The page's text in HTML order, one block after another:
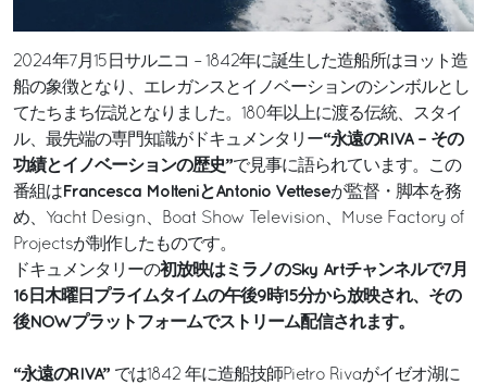
2024年7月15日サルニコ – 1842年に誕生した造船所はヨット造
船の象徴となり、エレガンスとイノベーションのシンボルとし
てたちまち伝説となりました。180年以上に渡る伝統、スタイ
ル、最先端の専門知識がドキュメンタリー“永遠のRIVA – その
功績とイノベーションの歴史”で見事に語られています。この
番組は Francesca MolteniとAntonio Vetteseが監督・脚本を務
め、Yacht Design、Boat Show Television、Muse Factory of
Projectsが制作したものです。
ドキュメンタリーの初放映はミラノのSky Artチャンネルで7月
16日木曜日プライムタイムの午後9時15分から放映され、その
後NOWプラットフォームでストリーム配信されます。
“永遠のRIVA” では1842 年に造船技師Pietro Rivaがイゼオ湖に